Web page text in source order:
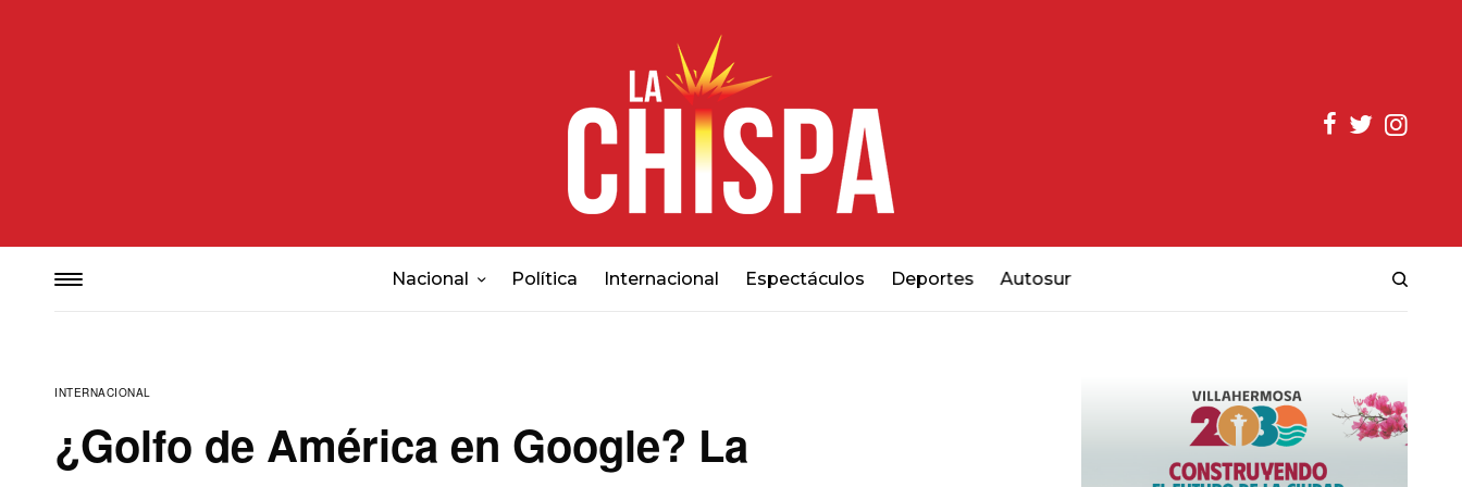
Nacional Política Internacional Espectáculos Deportes Autosur
INTERNACIONAL
¿Golfo de América en Google? La